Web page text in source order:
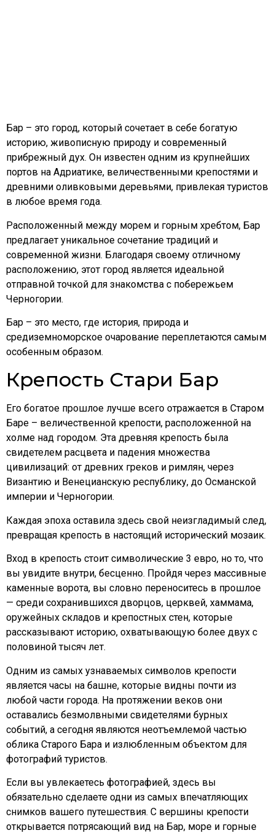
Бар – это город, который сочетает в себе богатую
историю, живописную природу и современный
прибрежный дух. Он известен одним из крупнейших
портов на Адриатике, величественными крепостями и
древними оливковыми деревьями, привлекая туристов
в любое время года.
Расположенный между морем и горным хребтом, Бар
предлагает уникальное сочетание традиций и
современной жизни. Благодаря своему отличному
расположению, этот город является идеальной
отправной точкой для знакомства с побережьем
Черногории.
Бар – это место, где история, природа и
средиземноморское очарование переплетаются самым
особенным образом.
Крепость Стари Бар
Его богатое прошлое лучше всего отражается в Старом
Баре – величественной крепости, расположенной на
холме над городом. Эта древняя крепость была
свидетелем расцвета и падения множества
цивилизаций: от древних греков и римлян, через
Византию и Венецианскую республику, до Османской
империи и Черногории.
Каждая эпоха оставила здесь свой неизгладимый след,
превращая крепость в настоящий исторический мозаик.
Вход в крепость стоит символические 3 евро, но то, что
вы увидите внутри, бесценно. Пройдя через массивные
каменные ворота, вы словно переноситесь в прошлое
— среди сохранившихся дворцов, церквей, хаммама,
оружейных складов и крепостных стен, которые
рассказывают историю, охватывающую более двух с
половиной тысяч лет.
Одним из самых узнаваемых символов крепости
является часы на башне, которые видны почти из
любой части города. На протяжении веков они
оставались безмолвными свидетелями бурных
событий, а сегодня являются неотъемлемой частью
облика Старого Бара и излюбленным объектом для
фотографий туристов.
Если вы увлекаетесь фотографией, здесь вы
обязательно сделаете одни из самых впечатляющих
снимков вашего путешествия. С вершины крепости
открывается потрясающий вид на Бар, море и горные